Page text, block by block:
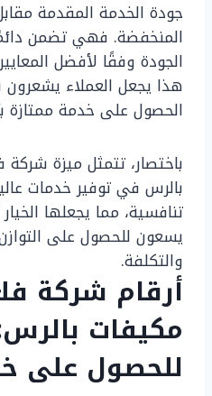
جودة الخدمة المقدمة
المنخفضة. فهي تضمن
الجودة وفقًا لأفضل
هذا يجعل العملاء يشعرون
الحصول على خدمة ممتازة
باختصار، تتمثل ميزة
بالرس في توفير خدمات
تنافسية، مما يجعلها
يسعون للحصول على
والتكلفة.
أرقام شركة
مكيفات
للحصول على